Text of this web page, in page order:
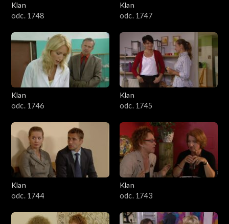
Klan
odc. 1748
Klan
odc. 1747
Klan
odc. 1746
Klan
odc. 1745
Klan
odc. 1744
Klan
odc. 1743